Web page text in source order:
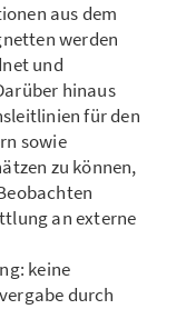
aus dem
werden
und
hinaus
für den
sowie
zu können,
an externe
keine
durch